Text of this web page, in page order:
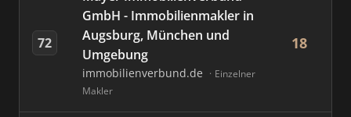
72
GmbH - Immobilienmakler in
Augsburg, München und
Umgebung
immobilienverbund.de
Einzelner
Makler
18